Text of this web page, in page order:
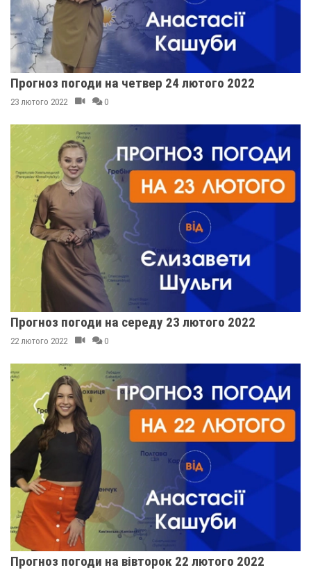
Прогноз погоди на четвер 24 лютого 2022
23 лютого 2022 0
Прогноз погоди на середу 23 лютого 2022
22 лютого 2022 0
Прогноз погоди на вівторок 22 лютого 2022